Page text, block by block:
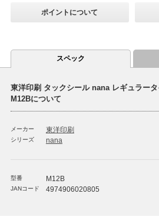
ポイントについて
スペック
東洋印刷 タックシール nana レギュラー
M12Bについて
メーカー 東洋印刷
シリーズ nana
型番 M12B
JANコード 4974906020805